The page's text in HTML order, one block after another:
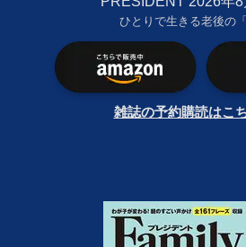
ひとりで生きる老後の「
雑誌の予約購読はこ